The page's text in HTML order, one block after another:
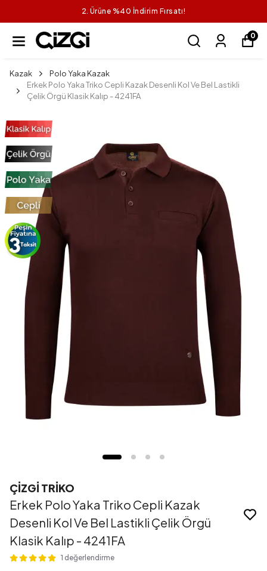
2. Ürüne %40 İndirim Fırsatı!
0
Kazak
Polo Yaka Kazak
Erkek Polo Yaka Triko Cepli Kazak Desenli Kol Ve Bel Lastikli
Çelik Örgü Klasik Kalıp - 4241FA
ÇİZGİ TRİKO
Erkek Polo Yaka Triko Cepli Kazak
Desenli Kol Ve Bel Lastikli Çelik Örgü
Klasik Kalıp - 4241FA
1 değerlendirme